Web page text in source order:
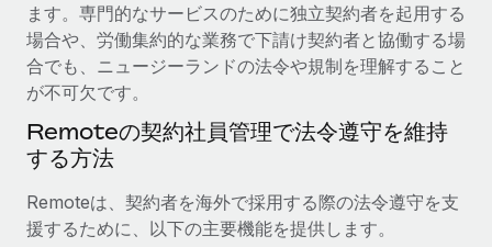
バックグラウンドチェック
候補者の選考プロセスをシンプルに
コンプライアンスリスクを先回りして対応
ITデバイスを世界規模で提供・管理
活用事例
Reverse Tech、契約社員管理と給与処理でRemote
と戦略的提携
Reverse Techの概要 健康とウェルネスのスタートアップである
Reverse...
詳細を見る
サポートを依頼する
すべてのリソースを表示する
ブログ
グローバル給与処理
EORおよびPEO
ます。専門的なサービスのために独立契約者を起用する
場合や、労働集約的な業務で下請け契約者と協働する場
合でも、ニュージーランドの法令や規制を理解すること
が不可欠です。
Remoteの契約社員管理で法令遵守を維持
する方法
Remoteは、契約者を海外で採用する際の法令遵守を支
援するために、以下の主要機能を提供します。